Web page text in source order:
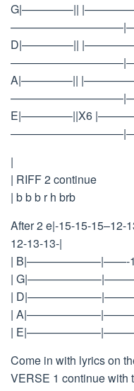
G|————–||
D|————–||
A|————–||
E|————–||X6
|
| RIFF 2 continue
| b b b r h brb
After 2 e|-15-15-
12-13-13-|
| B|——————–|——-
|
|
|
|
Come in with lyrics on
VERSE 1 continue with